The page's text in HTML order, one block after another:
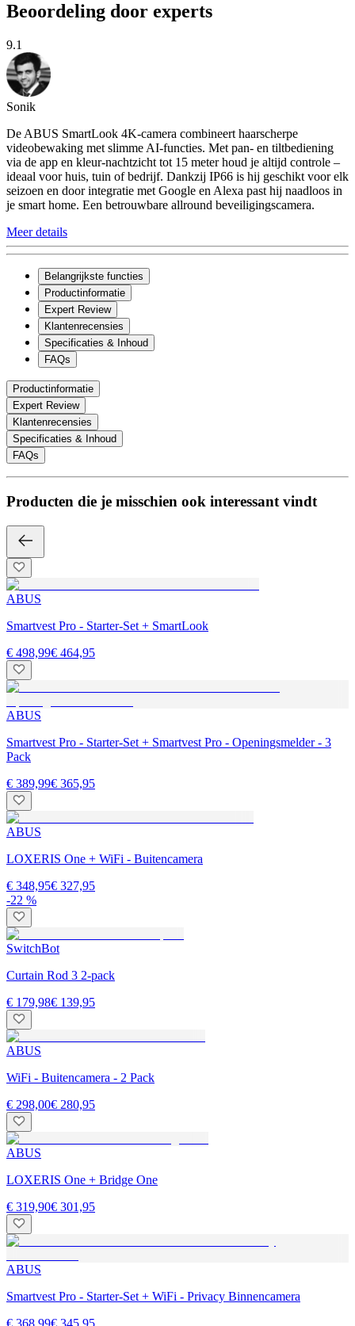
Beoordeling door experts
9.1
Sonik
De ABUS SmartLook 4K-camera combineert haarscherpe
videobewaking met slimme AI-functies. Met pan- en tiltbediening
via de app en kleur-nachtzicht tot 15 meter houd je altijd controle –
ideaal voor huis, tuin of bedrijf. Dankzij IP66 is hij geschikt voor elk
seizoen en door integratie met Google en Alexa past hij naadloos in
je smart home. Een betrouwbare allround beveiligingscamera.
Meer details
Belangrijkste functies
Productinformatie
Expert Review
Klantenrecensies
Specificaties & Inhoud
FAQs
Productinformatie
Expert Review
Klantenrecensies
Specificaties & Inhoud
FAQs
Producten die je misschien ook interessant vindt
ABUS
Smartvest Pro - Starter-Set + SmartLook
€ 498,99€ 464,95
ABUS
Smartvest Pro - Starter-Set + Smartvest Pro - Openingsmelder - 3
Pack
€ 389,99€ 365,95
ABUS
LOXERIS One + WiFi - Buitencamera
€ 348,95€ 327,95
-22 %
SwitchBot
Curtain Rod 3 2-pack
€ 179,98€ 139,95
ABUS
WiFi - Buitencamera - 2 Pack
€ 298,00€ 280,95
ABUS
LOXERIS One + Bridge One
€ 319,90€ 301,95
ABUS
Smartvest Pro - Starter-Set + WiFi - Privacy Binnencamera
€ 368,99€ 345,95